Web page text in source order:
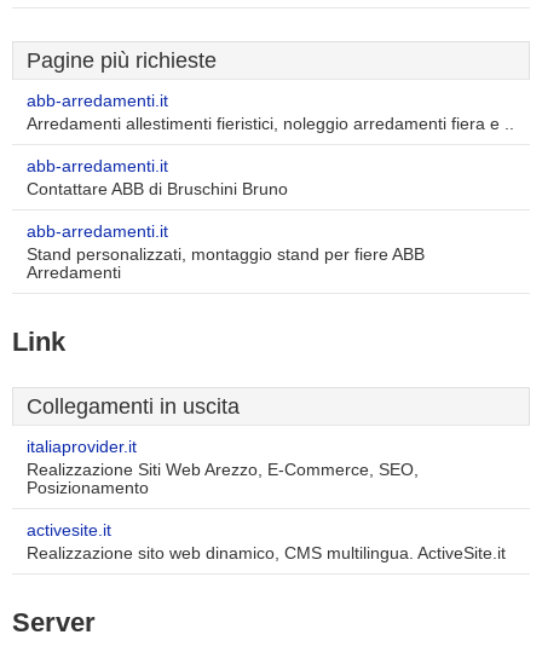
Pagine più richieste
abb-arredamenti.it
Arredamenti allestimenti fieristici, noleggio arredamenti fiera e ..
abb-arredamenti.it
Contattare ABB di Bruschini Bruno
abb-arredamenti.it
Stand personalizzati, montaggio stand per fiere ABB
Arredamenti
Link
Collegamenti in uscita
italiaprovider.it
Realizzazione Siti Web Arezzo, E-Commerce, SEO,
Posizionamento
activesite.it
Realizzazione sito web dinamico, CMS multilingua. ActiveSite.it
Server